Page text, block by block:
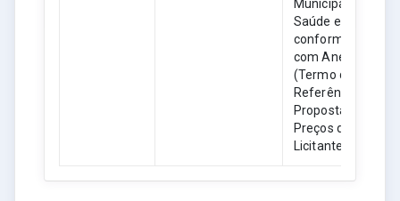
Municipal de
Saúde em
conformidade
com Anexo I
(Termo de
Referência) e
Proposta de
Preços da
Licitante.